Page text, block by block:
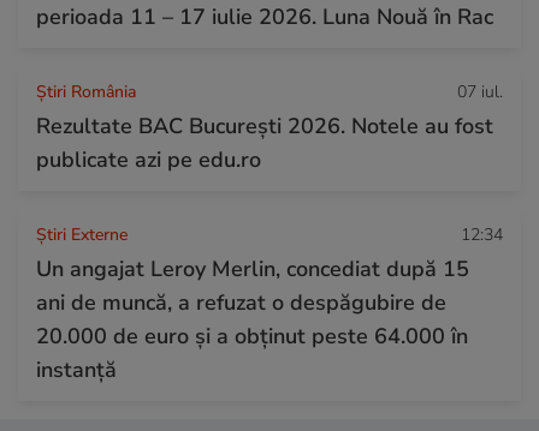
perioada 11 – 17 iulie 2026. Luna Nouă în Rac
Știri România 07 iul.
Rezultate BAC București 2026. Notele au fost
publicate azi pe edu.ro
Știri Externe 12:34
Un angajat Leroy Merlin, concediat după 15
ani de muncă, a refuzat o despăgubire de
20.000 de euro și a obținut peste 64.000 în
instanță